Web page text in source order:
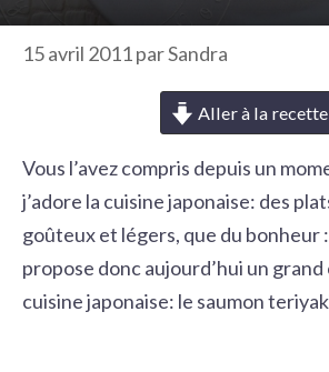
15 avril 2011parSandra
Aller à la recette
Vous l’avez compris depuis un
j’adore la cuisine japonaise: des
goûteux et légers, que du bonheur
propose donc aujourd’hui un grand
cuisine japonaise: le saumon